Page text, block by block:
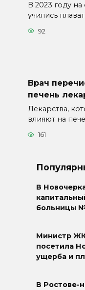
В 2023 году на
учились
92
Врач
печень
Лекарства,
влияют на
161
В
больницы
Министр
посетила
ущерба и
В Ростове-